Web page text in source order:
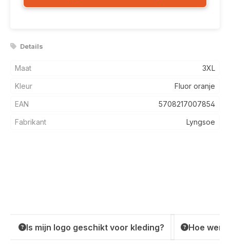
Details
Maat 3XL
Kleur Fluor oranje
EAN 5708217007854
Fabrikant Lyngsoe
Is mijn logo geschikt voor kleding? Hoe